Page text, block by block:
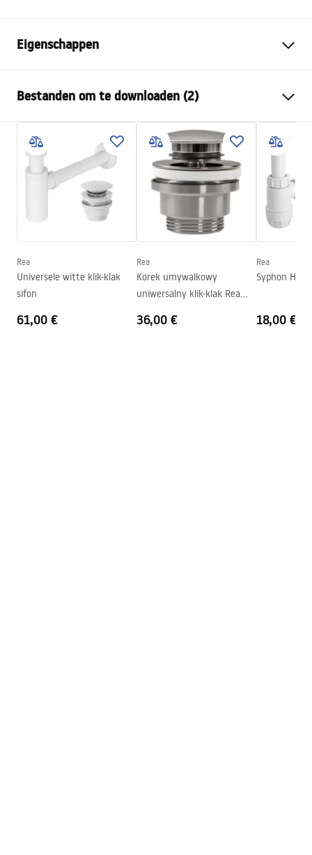
Eigenschappen
Materiaal
Sanitair keramiek
Kleur
Wit
Afwerking
Glanzend
Lengte
510mm
Breedte
340mm
130mm
105mm
Vorm
Kraangat
Nee
Bestanden om te downloaden (2)
Montagehandleiding
Basin.pdf
Garantievoorwaarden
Warranty_Terms_and_Conditions_Basins_-_5.pdf
Rea
Universele witte klik-klak
sifon
61,00 €
Rea
Korek umywalkowy
uniwersalny klik-klak Rea
36,00 €
Rea
Syphon HC2
18,00 €